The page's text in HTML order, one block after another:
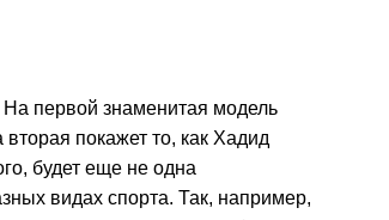
первой знаменитая модель
покажет то, как Хадид
будет еще не одна
видах спорта. Так, например,